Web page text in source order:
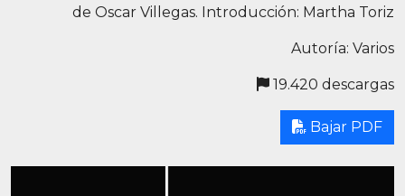
de Oscar Villegas. Introducción: Martha Toriz
Autoría: Varios
19.420 descargas
Bajar PDF